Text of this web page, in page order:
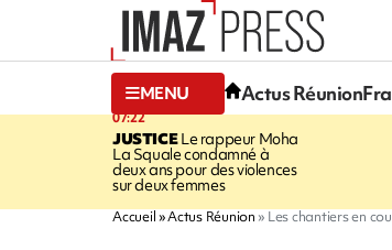
MENU Actus Réunion
07:22
JUSTICELe rappeur Moha
La Squale condamné à
deux ans pour des violences
sur deux femmes
Accueil Actus Réunion Les chantiers en